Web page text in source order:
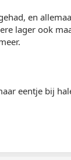
en
lager ook
eentje bij